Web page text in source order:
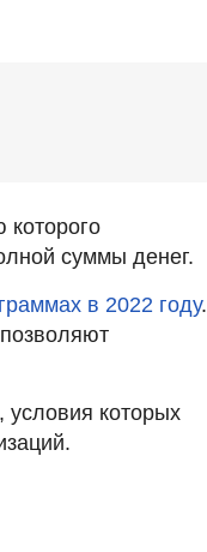
которого
суммы денег.
в 2022 году.
условия которых